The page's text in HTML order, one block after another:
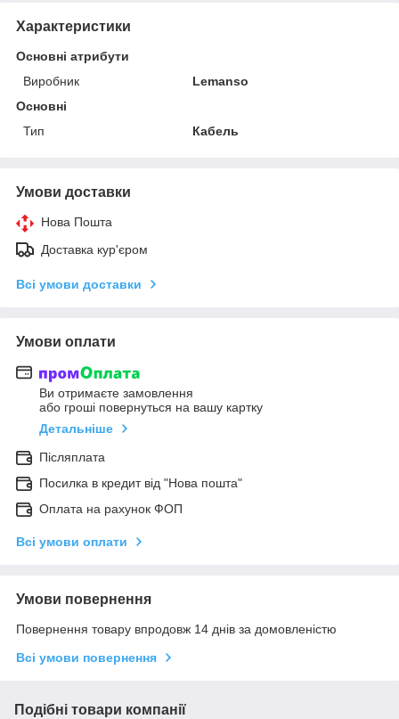
Характеристики
Основні атрибути
Виробник
Lemanso
Основні
Тип
Кабель
Умови доставки
Нова Пошта
Доставка кур'єром
Всі умови доставки
Умови оплати
Ви отримаєте замовлення
або гроші повернуться на вашу картку
Детальніше
Післяплата
Посилка в кредит від "Нова пошта"
Оплата на рахунок ФОП
Всі умови оплати
Умови повернення
Повернення товару впродовж 14 днів за домовленістю
Всі умови повернення
Подібні товари компанії